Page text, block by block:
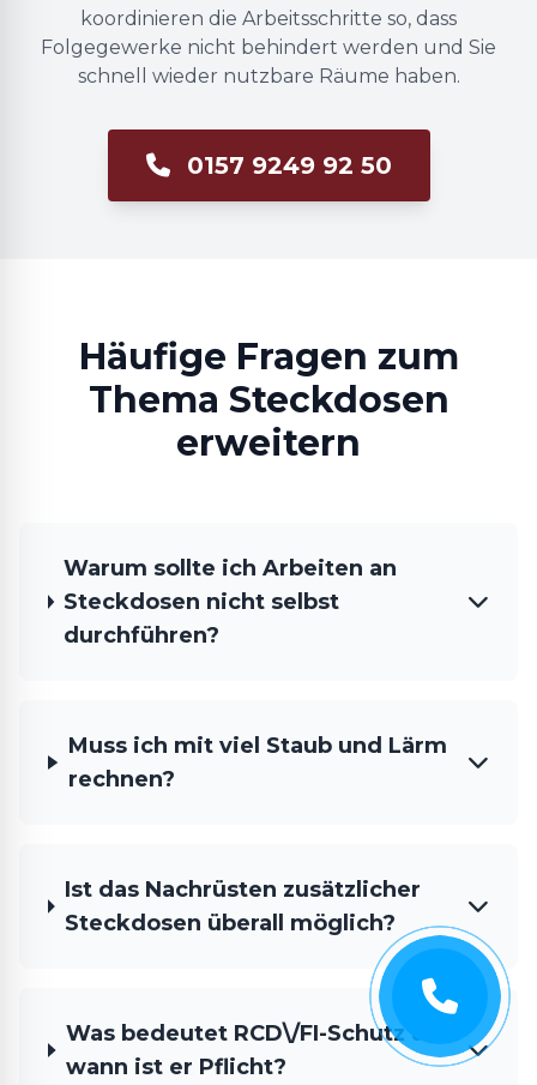
koordinieren die Arbeitsschritte so, dass
Folgegewerke nicht behindert werden und Sie
schnell wieder nutzbare Räume haben.
0157 9249 92 50
Häufige Fragen zum
Thema Steckdosen
erweitern
Warum sollte ich Arbeiten an
Steckdosen nicht selbst
durchführen?
Muss ich mit viel Staub und Lärm
rechnen?
Ist das Nachrüsten zusätzlicher
Steckdosen überall möglich?
Was bedeutet RCD\/FI-Schutz und
wann ist er Pflicht?